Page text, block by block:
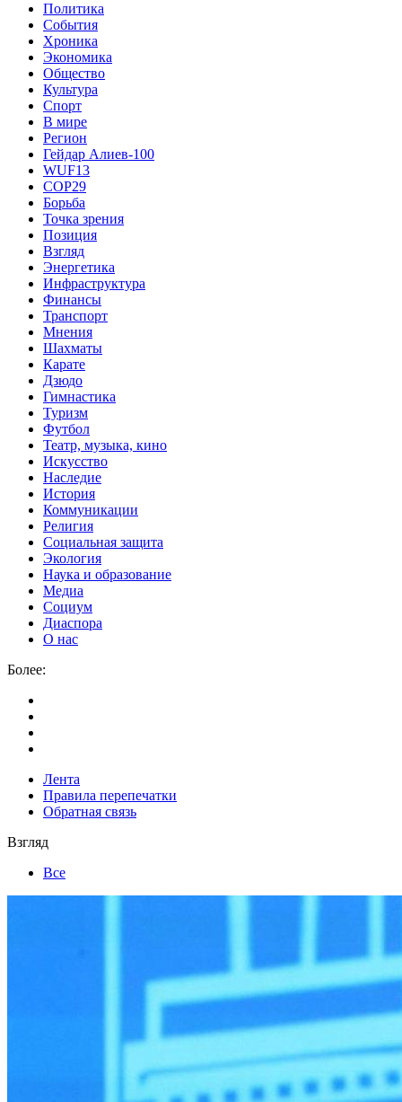
Политика
События
Хроника
Экономика
Общество
Культура
Спорт
В мире
Регион
Гейдар Алиев-100
WUF13
COP29
Борьба
Точка зрения
Позиция
Взгляд
Энергетика
Инфраструктура
Финансы
Транспорт
Мнения
Шахматы
Карате
Дзюдо
Гимнастика
Туризм
Футбол
Театр, музыка, кино
Искусство
Наследие
История
Коммуникации
Религия
Социальная защита
Экология
Наука и образование
Медиа
Социум
Диаспора
О нас
Более:
Лента
Правила перепечатки
Обратная связь
Взгляд
Все